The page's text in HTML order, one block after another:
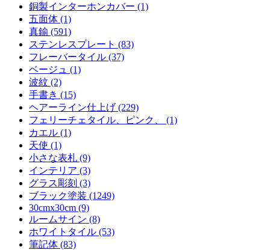
銅製インターホンカバー (1)
五面体 (1)
真鍮 (591)
ステンレスプレート (83)
フレーバータイル (37)
ベージュ (1)
波紋 (2)
手書き (15)
ヘアーライン仕上げ (229)
フェリーチェタイル、ピンク、 (1)
カエル (1)
天使 (1)
小さな表札 (9)
インテリア (3)
グラス彫刻 (3)
ブラック塗装 (1249)
30cmx30cm (9)
ルームサイン (8)
ホワイトタイル (53)
筆記体 (83)